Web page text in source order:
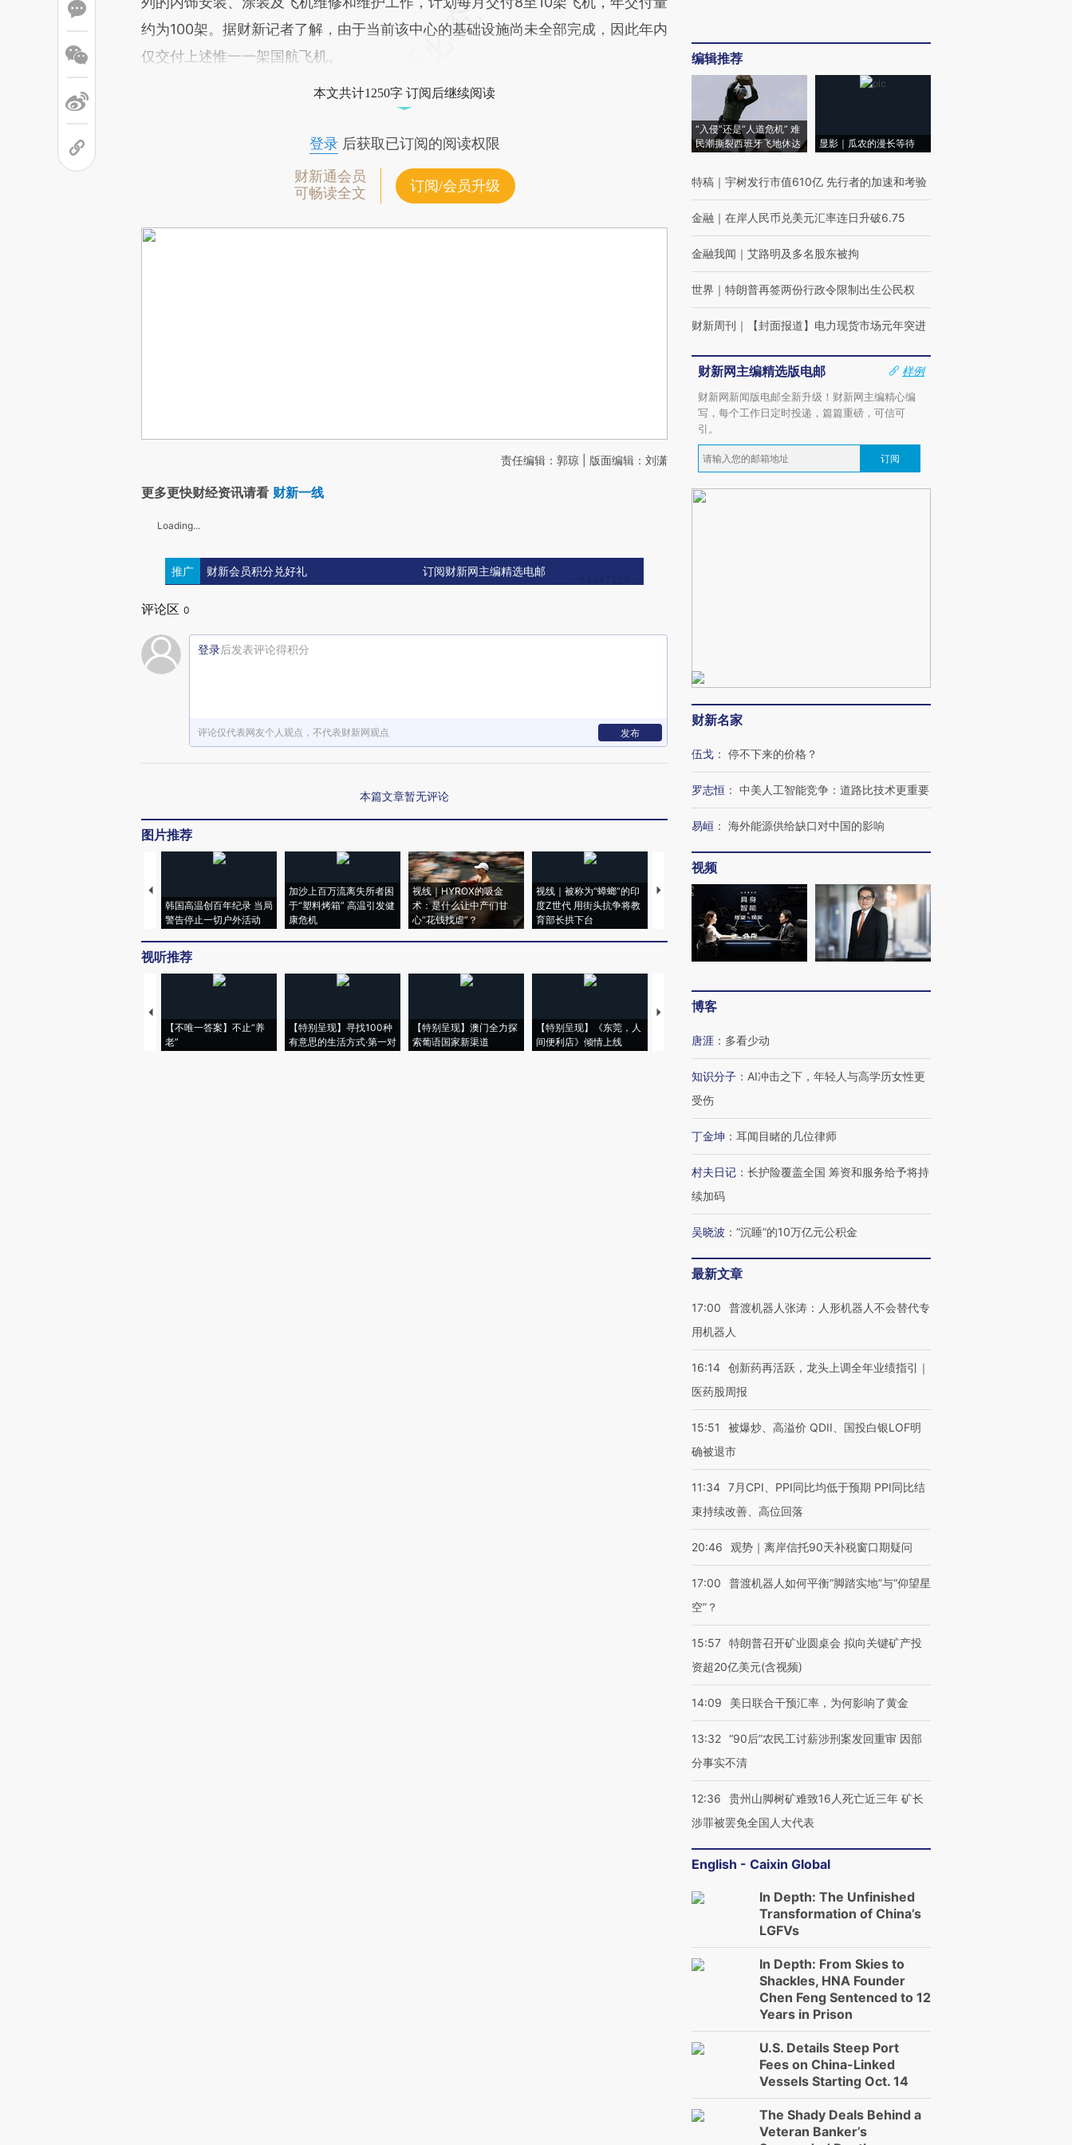
约为100架。据财新记者了解，由于当前该中心的基础设施尚未全部完成，因此年内
仅交付上述惟一一架国航飞机。
本文共计1250字 订阅后继续阅读
登录后获取已订阅的阅读权限
财新通会员
可畅读全文
订阅/会员升级
责任编辑：郭琼 | 版面编辑：刘潇
更多更快财经资讯请看 财新一线
Loading...
推广 财新会员积分兑好礼 订阅财新网主编精选电邮
评论区 0
登录后发表评论得积分
评论仅代表网友个人观点，不代表财新网观点 发布
本篇文章暂无评论
图片推荐
韩国高温创百年纪录 当局
警告停止一切户外活动
加沙上百万流离失所者困
于“塑料烤箱” 高温引发健
康危机
视线｜HYROX的吸金
术：是什么让中产们甘
心“花钱找虐”？
视线｜被称为“蟑螂”的印
度Z世代 用街头抗争将教
育部长拱下台
视线｜“入侵”还是“人道危
机”？难民潮撕裂西班牙
湖北宜昌局部短时降雨
128毫米 紧急转移近
4000人
哈尔滨遭遇短时极端强降
雨 3小时累计雨量超80毫
视听推荐
【不唯一答案】不止“养
老”
【特别呈现】寻找100种
有意思的生活方式·第一对
【特别呈现】澳门全力探
索葡语国家新渠道
【特别呈现】《东莞，人
间便利店》倾情上线
【推广】走进第四届链博
编辑推荐
“入侵”还是“人道危机” 难
民潮撕裂西班牙飞地休达
显影｜瓜农的漫长等待
特稿 ｜ 宇树发行市值610亿 先行者的加速和考验
金融 ｜ 在岸人民币兑美元汇率连日升破6.75
金融我闻 ｜ 艾路明及多名股东被拘
世界 ｜ 特朗普再签两份行政令限制出生公民权
财新周刊 ｜ 【封面报道】电力现货市场元年突进
财新网主编精选版电邮
样例
财新网新闻版电邮全新升级！财新网主编精心编
写，每个工作日定时投递，篇篇重磅，可信可
引。
订阅
财新名家
伍戈 ： 停不下来的价格？
罗志恒 ： 中美人工智能竞争：道路比技术更重要
易峘 ： 海外能源供给缺口对中国的影响
视频
博客
唐涯 ： 多看少动
知识分子 ： AI冲击之下，年轻人与高学历女性更
受伤
丁金坤 ： 耳闻目睹的几位律师
村夫日记 ： 长护险覆盖全国 筹资和服务给予将持
续加码
吴晓波 ： “沉睡”的10万亿元公积金
最新文章
17:00
普渡机器人张涛：人形机器人不会替代专
用机器人
16:14 创新药再活跃，龙头上调全年业绩指引｜
医药股周报
15:51
被爆炒、高溢价 QDII、国投白银LOF明
确被退市
11:34 7月CPI、PPI同比均低于预期 PPI同比结
束持续改善、高位回落
20:46 观势｜离岸信托90天补税窗口期疑问
17:00
普渡机器人如何平衡“脚踏实地”与“仰望星
空”？
15:57 特朗普召开矿业圆桌会 拟向关键矿产投
资超20亿美元(含视频)
14:09 美日联合干预汇率，为何影响了黄金
13:32 “90后”农民工讨薪涉刑案发回重审 因部
分事实不清
12:36
贵州山脚树矿难致16人死亡近三年 矿长
涉罪被罢免全国人大代表
English - Caixin Global
In Depth: The Unfinished
Transformation of China’s
LGFVs
In Depth: From Skies to
Shackles, HNA Founder
Chen Feng Sentenced to 12
Years in Prison
U.S. Details Steep Port
Fees on China-Linked
Vessels Starting Oct. 14
The Shady Deals Behind a
Veteran Banker’s